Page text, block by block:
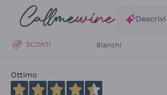
Salta al contenuto principale
SCONTI Bianchi
Ottimo